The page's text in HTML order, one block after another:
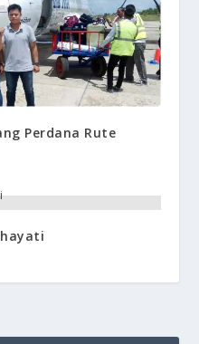
Perdana Rute